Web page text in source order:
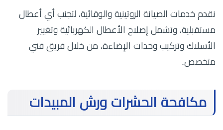
نقدم خدمات الصيانة الروتينية والوقائية، لتجنب أي أعطال
مستقبلية، وتشمل إصلاح الأعطال الكهربائية وتغيير
الأسلاك وتركيب وحدات الإضاءة، من خلال فريق فني
متخصص.
مكافحة الحشرات ورش المبيدات